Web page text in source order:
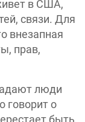
в США,
связи. Для
внезапная
прав,
люди
говорит о
быть